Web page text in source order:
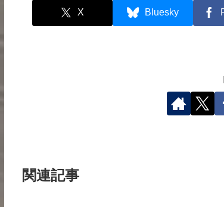
X Bluesky
関連記事